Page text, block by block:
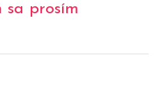
sa prosím